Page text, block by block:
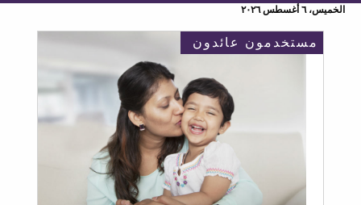
الخميس، ٦ أغسطس ٢٠٢٦
مستخدمون عائدون